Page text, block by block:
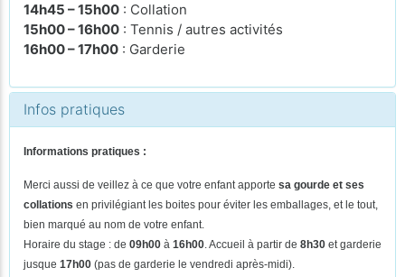
14h45 – 15h00 : Collation
15h00 – 16h00 : Tennis / autres activités
16h00 – 17h00 : Garderie
Infos pratiques
Informations pratiques :
Merci aussi de veillez à ce que votre enfant apporte sa gourde et ses
collations en privilégiant les boites pour éviter les emballages, et le tout,
bien marqué au nom de votre enfant.
Horaire du stage : de 09h00 à 16h00. Accueil à partir de 8h30 et garderie
jusque 17h00 (pas de garderie le vendredi après-midi).